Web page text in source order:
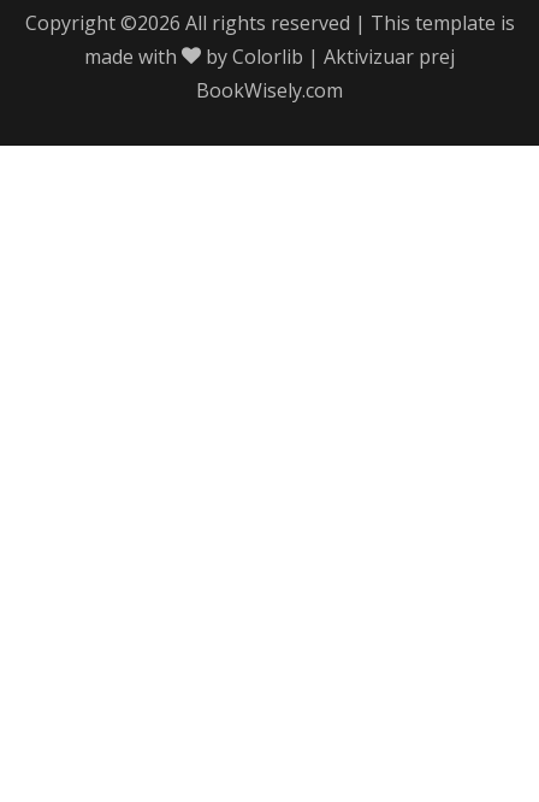
Copyright ©2026 All rights reserved | This template is
made with
byColorlib | Aktivizuar prej
BookWisely.com